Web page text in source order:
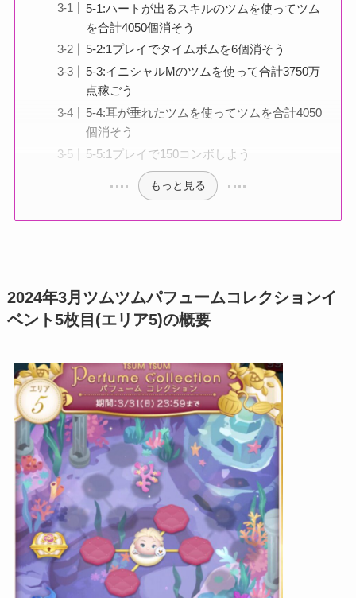
5-1:ハートが出るスキルのツムを使ってツム
を合計4050個消そう
5-2:1プレイでタイムボムを6個消そう
5-3:イニシャルMのツムを使って合計3750万
点稼ごう
5-4:耳が垂れたツムを使ってツムを合計4050
個消そう
5-5:1プレイで150コンボしよう
もっと見る
2024年3月ツムツムパフュームコレクションイ
ベント5枚目(エリア5)の概要